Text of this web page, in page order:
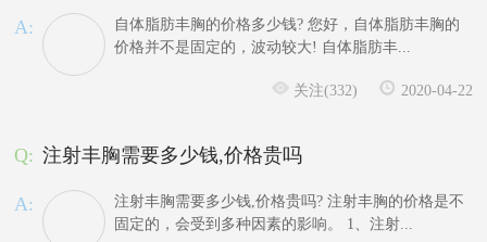
A:
自体脂肪丰胸的价格多少钱? 您好，自体脂肪丰胸的
价格并不是固定的，波动较大! 自体脂肪丰...
关注(332) 2020-04-22
Q: 注射丰胸需要多少钱,价格贵吗
A:
注射丰胸需要多少钱,价格贵吗? 注射丰胸的价格是不
固定的，会受到多种因素的影响。 1、注射...